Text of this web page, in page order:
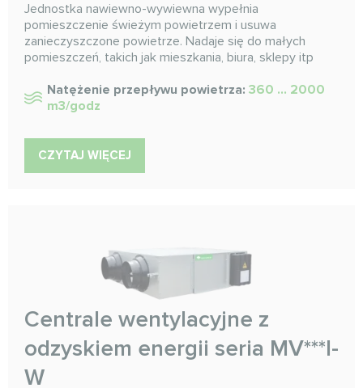
Jednostka nawiewno-wywiewna wypełnia
pomieszczenie świeżym powietrzem i usuwa
zanieczyszczone powietrze. Nadaje się do małych
pomieszczeń, takich jak mieszkania, biura, sklepy itp
Natężenie przepływu powietrza: 360 ... 2000
m3/godz
CZYTAJ WIĘCEJ
Centrale wentylacyjne z
odzyskiem energii seria MV***I-
W